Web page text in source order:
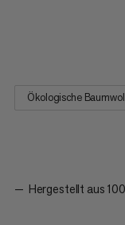
Ökologische
Hergestellt aus